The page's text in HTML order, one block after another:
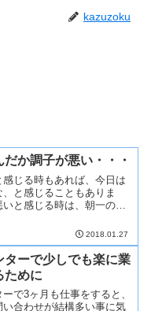
kazuzoku
か調子が悪い・・・
じる時もあれば、今日は
と感じることもありま
と感じる時は、朝一の入
2018.01.27
ターで少しでも楽に業
ために
で3ヶ月も仕事をすると、
い合わせが結構多い事に気